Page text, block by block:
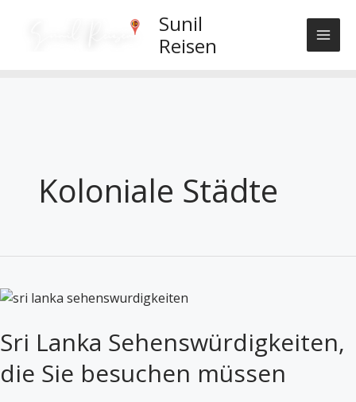
Sunil
Reisen
Koloniale Städte
Sri Lanka Sehenswürdigkeiten,
die Sie besuchen müssen
Sri
Sehenswürdigkeiten,
die
Sie